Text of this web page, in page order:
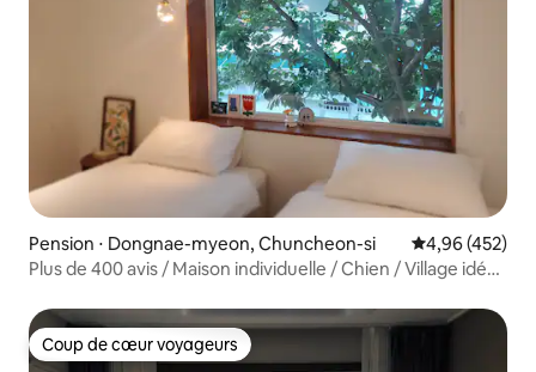
Pension ⋅ Dongnae-myeon, Chuncheon-si Évaluation
4,96 (452)
Plus de 400 avis / Maison individuelle / Chien / Village idéal
Coup de cœur voyageurs
Coup de cœur voyageurs